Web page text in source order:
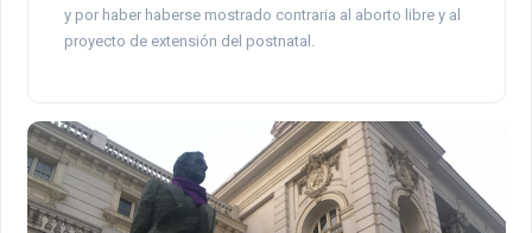
y por haber haberse mostrado contraria al aborto libre y al
proyecto de extensión del postnatal.